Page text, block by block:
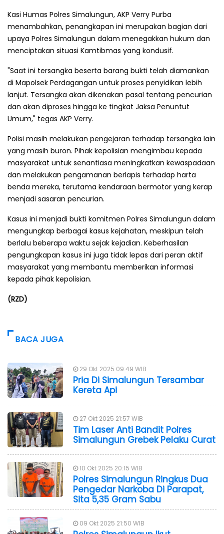
Kasi Humas Polres Simalungun, AKP Verry Purba
menambahkan, penangkapan ini merupakan bagian dari
upaya Polres Simalungun dalam menegakkan hukum dan
menciptakan situasi Kamtibmas yang kondusif.
"Saat ini tersangka beserta barang bukti telah diamankan
di Mapolsek Perdagangan untuk proses penyidikan lebih
lanjut. Tersangka akan dikenakan pasal tentang pencurian
dan akan diproses hingga ke tingkat Jaksa Penuntut
Umum," tegas AKP Verry.
Polisi masih melakukan pengejaran terhadap tersangka lain
yang masih buron. Pihak kepolisian mengimbau kepada
masyarakat untuk senantiasa meningkatkan kewaspadaan
dan melakukan pengamanan berlapis terhadap harta
benda mereka, terutama kendaraan bermotor yang kerap
menjadi sasaran pencurian.
Kasus ini menjadi bukti komitmen Polres Simalungun dalam
mengungkap berbagai kasus kejahatan, meskipun telah
berlalu beberapa waktu sejak kejadian. Keberhasilan
pengungkapan kasus ini juga tidak lepas dari peran aktif
masyarakat yang membantu memberikan informasi
kepada pihak kepolisian.
(RZD)
BACA JUGA
29 Okt 2025 09:49 WIB
Pria Di Simalungun Tersambar
Kereta Api
27 Okt 2025 21:57 WIB
Tim Laser Anti Bandit Polres
Simalungun Grebek Pelaku Curat
10 Okt 2025 20:15 WIB
Polres Simalungun Ringkus Dua
Pengedar Narkoba Di Parapat,
Sita 5,35 Gram Sabu
09 Okt 2025 21:50 WIB